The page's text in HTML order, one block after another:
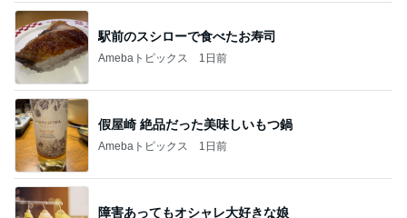
駅前のスシローで食べたお寿司
Amebaトピックス 1日前
假屋崎 絶品だった美味しいもつ鍋
Amebaトピックス 1日前
障害あってもオシャレ大好きな娘